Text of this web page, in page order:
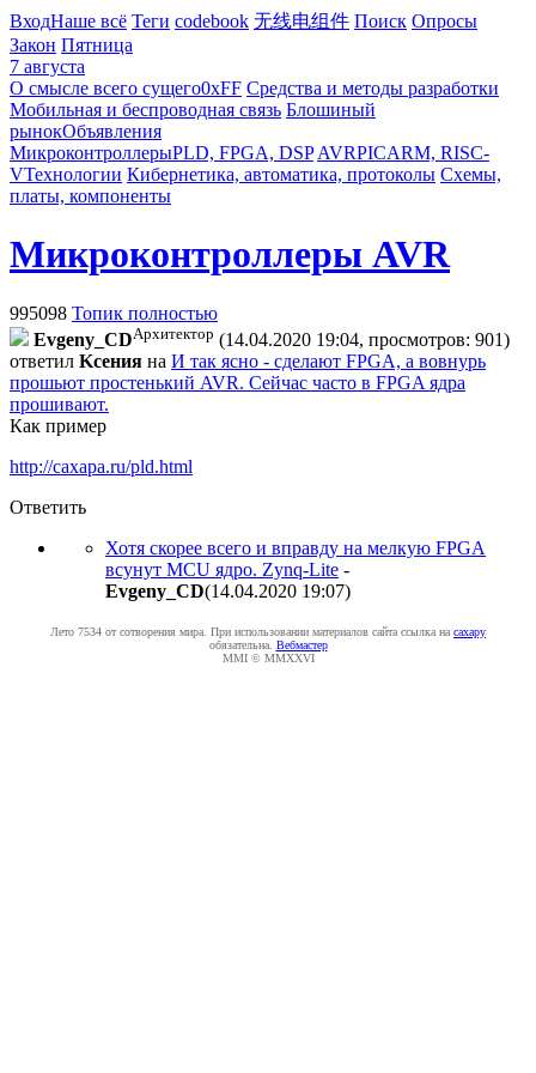
ВходНаше всё Теги codebook 无线电组件 Поиск Опросы
Закон Пятница
7 августа
О смысле всего сущего0xFF Средства и методы разработки
Мобильная и беспроводная связь Блошиный
рынокОбъявления
МикроконтроллерыPLD, FPGA, DSP AVRPICARM, RISC-
VТехнологии Кибернетика, автоматика, протоколы Схемы,
платы, компоненты
Микроконтроллеры AVR
995098 Топик полностью
Evgeny_CDАрхитектор (14.04.2020 19:04, просмотров: 901)
ответил Kceния на И так ясно - сделают FPGA, а вовнурь
прошьют простенький AVR. Сейчас часто в FPGA ядра
прошивают.
Как пример
http://caxapa.ru/pld.html
Ответить
Хотя скорее всего и вправду на мелкую FPGA
всунут MCU ядро. Zynq-Lite -
Evgeny_CD(14.04.2020 19:07)
Лето 7534 от сотворения мира. При использовании материалов сайта ссылка на caxapу
обязательна. Вебмастер
MMI © MMXXVI